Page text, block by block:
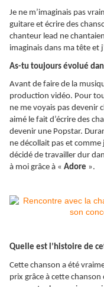
Je ne m’imaginais pas
guitare et écrire des
chanteur lead ne
imaginais dans ma tête et
As-tu toujours évolué
Avant de faire de la
production vidéo. Pour
ne me voyais pas devenir
aimé le fait d’écrire des
devenir une Popstar.
ne décollait pas et comme
décidé de travailler dur
à moi grâce à « Adore ».
Quelle est l’histoire de
Cette chanson a été
prix grâce à cette chanson